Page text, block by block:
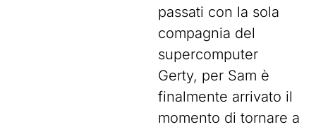
passati con la sola
compagnia del
supercomputer
Gerty, per Sam è
finalmente arrivato il
momento di tornare a